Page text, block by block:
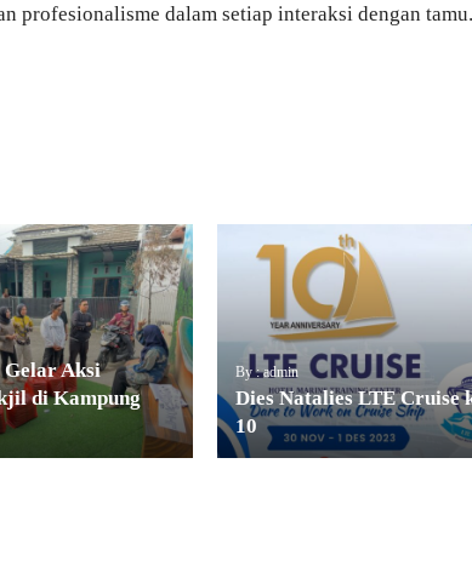
profesionalisme dalam setiap interaksi dengan tamu.
Gelar Aksi
di Kampung
By : admin
Dies Natalies LTE Cruise
10